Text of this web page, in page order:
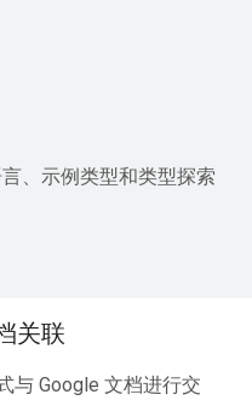
、示例类型和类型探索
关联
与 Google 文档进行交